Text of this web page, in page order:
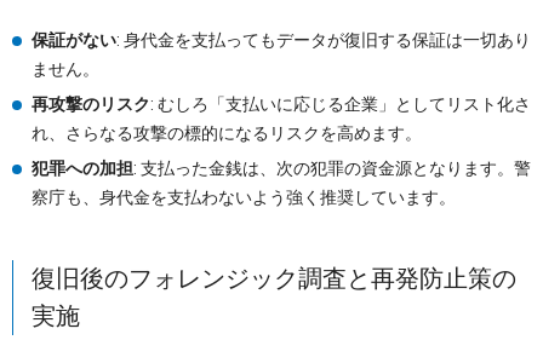
保証がない: 身代金を支払ってもデータが復旧する保証は一切あり
ません。
再攻撃のリスク: むしろ「支払いに応じる企業」としてリスト化さ
れ、さらなる攻撃の標的になるリスクを高めます。
犯罪への加担: 支払った金銭は、次の犯罪の資金源となります。警
察庁も、身代金を支払わないよう強く推奨しています。
復旧後のフォレンジック調査と再発防止策の
実施